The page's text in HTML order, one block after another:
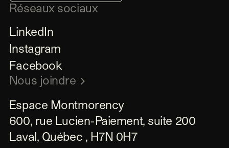
Réseaux sociaux
LinkedIn
Instagram
Facebook
Nous joindre
Espace Montmorency
600, rue Lucien-Paiement, suite 200
Laval, Québec , H7N 0H7